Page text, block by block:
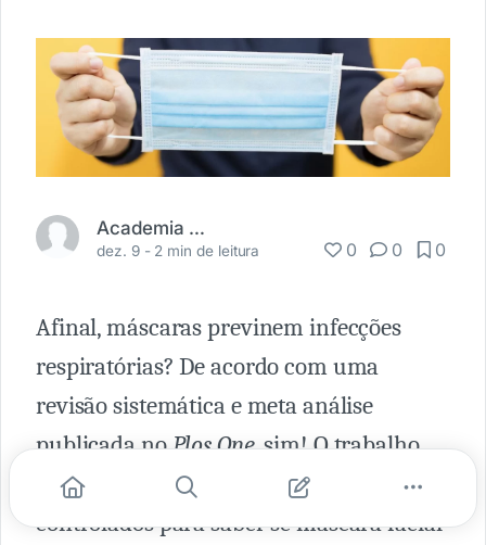
Academia Médica
dez. 9 - 2 min de leitura 0 0 0
Afinal, máscaras previnem infecções
respiratórias? De acordo com uma
revisão sistemática e meta análise
publicada noPlos One, sim! O trabalho
analisou dezoito estudos randomizados e
controlados para saber se máscara facial